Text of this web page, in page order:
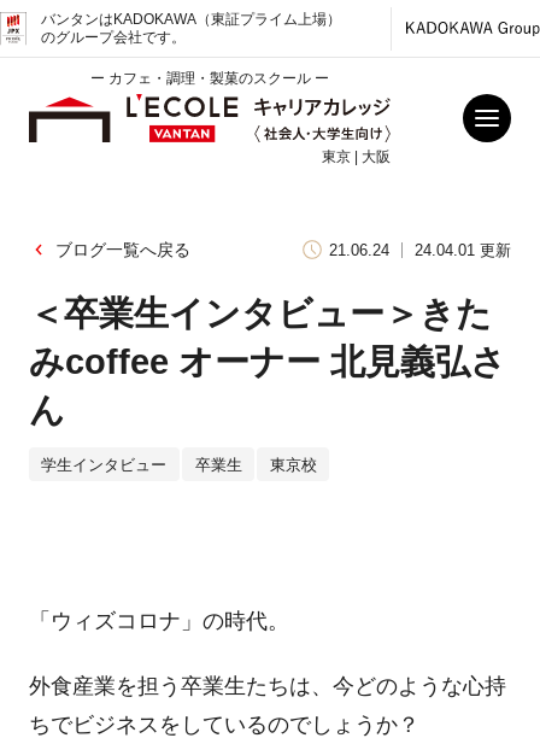
バンタンはKADOKAWA（東証プライム上場）
のグループ会社です。
ー カフェ・調理・製菓のスクール ー
東京 | 大阪
ブログ一覧へ戻る 21.06.24 24.04.01 更新
＜卒業生インタビュー＞きた
みcoffee オーナー 北見義弘さ
ん
学生インタビュー 卒業生 東京校
「ウィズコロナ」の時代。
外食産業を担う卒業生たちは、今どのような心持
ちでビジネスをしているのでしょうか？